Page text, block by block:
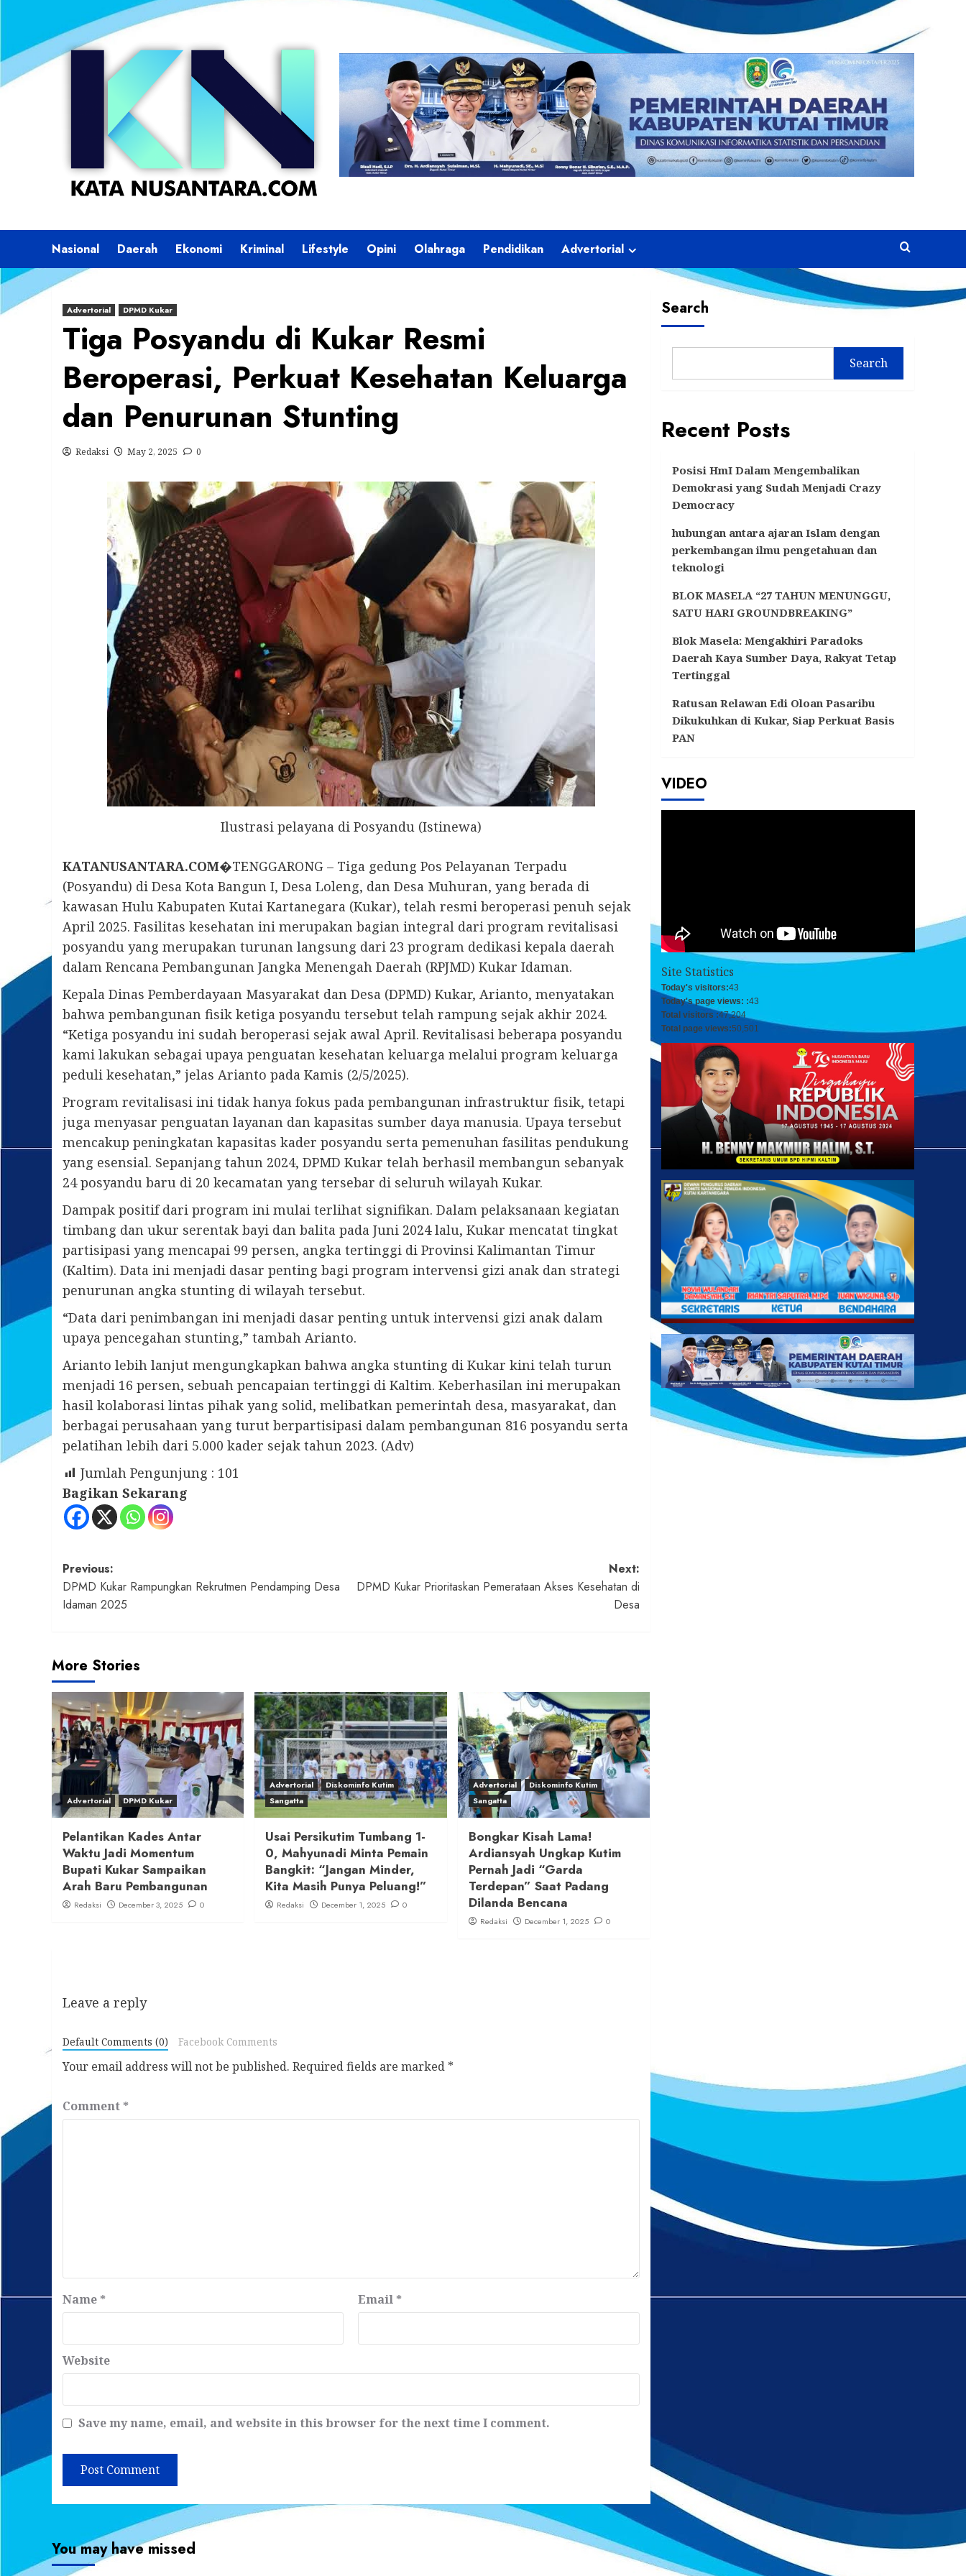
content
Nasional Daerah Ekonomi Kriminal Lifestyle Opini Olahraga Pendidikan Advertorial
Advertorial DPMD Kukar
Tiga Posyandu di Kukar Resmi
Beroperasi, Perkuat Kesehatan Keluarga
dan Penurunan Stunting
Redaksi May 2, 2025 0
Ilustrasi pelayana di Posyandu (Istinewa)
KATANUSANTARA.COM�TENGGARONG – Tiga gedung Pos Pelayanan Terpadu
(Posyandu) di Desa Kota Bangun I, Desa Loleng, dan Desa Muhuran, yang berada di
kawasan Hulu Kabupaten Kutai Kartanegara (Kukar), telah resmi beroperasi penuh sejak
April 2025. Fasilitas kesehatan ini merupakan bagian integral dari program revitalisasi
posyandu yang merupakan turunan langsung dari 23 program dedikasi kepala daerah
dalam Rencana Pembangunan Jangka Menengah Daerah (RPJMD) Kukar Idaman.
Kepala Dinas Pemberdayaan Masyarakat dan Desa (DPMD) Kukar, Arianto, menyatakan
bahwa pembangunan fisik ketiga posyandu tersebut telah rampung sejak akhir 2024.
“Ketiga posyandu ini sudah beroperasi sejak awal April. Revitalisasi beberapa posyandu
kami lakukan sebagai upaya penguatan kesehatan keluarga melalui program keluarga
peduli kesehatan,” jelas Arianto pada Kamis (2/5/2025).
Program revitalisasi ini tidak hanya fokus pada pembangunan infrastruktur fisik, tetapi
juga menyasar penguatan layanan dan kapasitas sumber daya manusia. Upaya tersebut
mencakup peningkatan kapasitas kader posyandu serta pemenuhan fasilitas pendukung
yang esensial. Sepanjang tahun 2024, DPMD Kukar telah berhasil membangun sebanyak
24 posyandu baru di 20 kecamatan yang tersebar di seluruh wilayah Kukar.
Dampak positif dari program ini mulai terlihat signifikan. Dalam pelaksanaan kegiatan
timbang dan ukur serentak bayi dan balita pada Juni 2024 lalu, Kukar mencatat tingkat
partisipasi yang mencapai 99 persen, angka tertinggi di Provinsi Kalimantan Timur
(Kaltim). Data ini menjadi dasar penting bagi program intervensi gizi anak dan strategi
penurunan angka stunting di wilayah tersebut.
“Data dari penimbangan ini menjadi dasar penting untuk intervensi gizi anak dalam
upaya pencegahan stunting,” tambah Arianto.
Arianto lebih lanjut mengungkapkan bahwa angka stunting di Kukar kini telah turun
menjadi 16 persen, sebuah pencapaian tertinggi di Kaltim. Keberhasilan ini merupakan
hasil kolaborasi lintas pihak yang solid, melibatkan pemerintah desa, masyarakat, dan
berbagai perusahaan yang turut berpartisipasi dalam pembangunan 816 posyandu serta
pelatihan lebih dari 5.000 kader sejak tahun 2023. (Adv)
Jumlah Pengunjung : 101
Bagikan Sekarang
Post
navigation
Previous:
DPMD Kukar Rampungkan Rekrutmen Pendamping Desa
Idaman 2025
Next:
DPMD Kukar Prioritaskan Pemerataan Akses Kesehatan di
Desa
More Stories
Advertorial DPMD Kukar
Pelantikan Kades Antar
Waktu Jadi Momentum
Bupati Kukar Sampaikan
Arah Baru Pembangunan
Redaksi December 3, 2025 0
Advertorial
Diskominfo Kutim
Sangatta
Usai Persikutim Tumbang 1-
0, Mahyunadi Minta Pemain
Bangkit: “Jangan Minder,
Kita Masih Punya Peluang!”
Redaksi December 1, 2025 0
Advertorial
Diskominfo Kutim
Sangatta
Bongkar Kisah Lama!
Ardiansyah Ungkap Kutim
Pernah Jadi “Garda
Terdepan” Saat Padang
Dilanda Bencana
Redaksi December 1, 2025 0
Leave a reply
Default Comments (0) Facebook Comments
Your email address will not be published. Required fields are marked *
Comment *
Name * Email *
Website
Save my name, email, and website in this browser for the next time I comment.
Search
Search
Recent Posts
Posisi HmI Dalam Mengembalikan
Demokrasi yang Sudah Menjadi Crazy
Democracy
hubungan antara ajaran Islam dengan
perkembangan ilmu pengetahuan dan
teknologi
BLOK MASELA “27 TAHUN MENUNGGU,
SATU HARI GROUNDBREAKING”
Blok Masela: Mengakhiri Paradoks
Daerah Kaya Sumber Daya, Rakyat Tetap
Tertinggal
Ratusan Relawan Edi Oloan Pasaribu
Dikukuhkan di Kukar, Siap Perkuat Basis
PAN
VIDEO
Site Statistics
Today's visitors:43
Today's page views: :43
Total visitors :47,204
Total page views:50,501
You may have missed